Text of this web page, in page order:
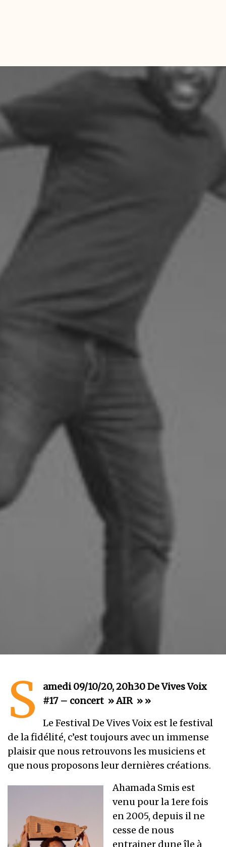
S
amedi 09/10/20, 20h30 De Vives Voix
#17 – concert » AIR » »
Le Festival De Vives Voix est le festival
de la fidélité, c’est toujours avec un immense
plaisir que nous retrouvons les musiciens et
que nous proposons leur dernières créations.
Ahamada Smis est
venu pour la 1ere fois
en 2005, depuis il ne
cesse de nous
entrainer dune île à